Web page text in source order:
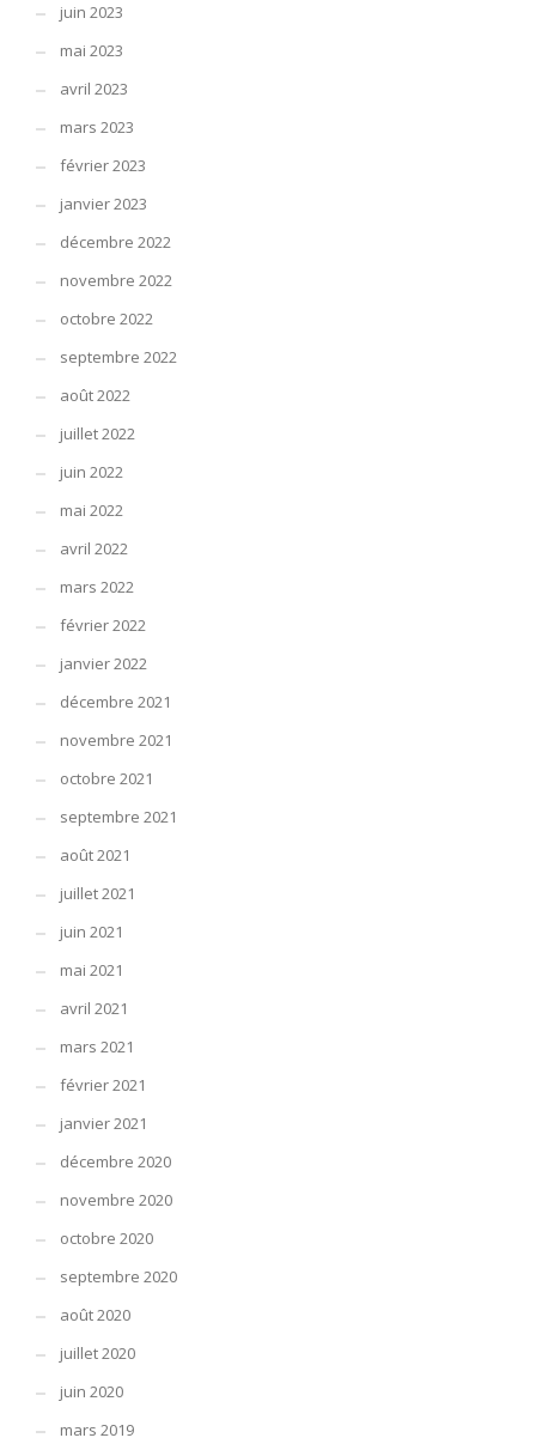
juin 2023
mai 2023
avril 2023
mars 2023
février 2023
janvier 2023
décembre 2022
novembre 2022
octobre 2022
septembre 2022
août 2022
juillet 2022
juin 2022
mai 2022
avril 2022
mars 2022
février 2022
janvier 2022
décembre 2021
novembre 2021
octobre 2021
septembre 2021
août 2021
juillet 2021
juin 2021
mai 2021
avril 2021
mars 2021
février 2021
janvier 2021
décembre 2020
novembre 2020
octobre 2020
septembre 2020
août 2020
juillet 2020
juin 2020
mars 2019